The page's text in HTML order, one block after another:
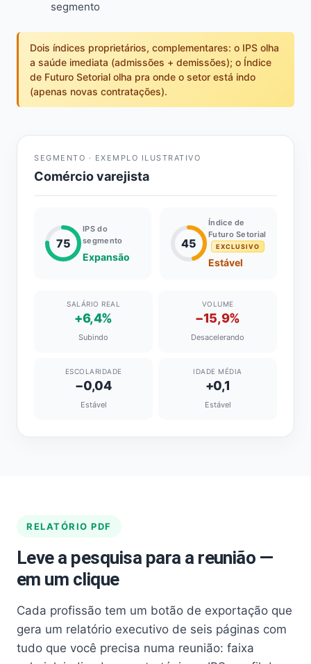
segmento
Dois índices proprietários, complementares: o IPS olha
a saúde imediata (admissões + demissões); o Índice
de Futuro Setorial olha pra onde o setor está indo
(apenas novas contratações).
SEGMENTO · EXEMPLO ILUSTRATIVO
Comércio varejista
75
IPS do
segmento
Expansão
45
Índice de
Futuro Setorial
EXCLUSIVO
Estável
SALÁRIO REAL
+6,4%
Subindo
VOLUME
−15,9%
Desacelerando
ESCOLARIDADE
−0,04
Estável
IDADE MÉDIA
+0,1
Estável
RELATÓRIO PDF
Leve a pesquisa para a reunião —
em um clique
Cada profissão tem um botão de exportação que
gera um relatório executivo de seis páginas com
tudo que você precisa numa reunião: faixa